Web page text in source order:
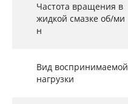
Частота вращения в
жидкой смазке об/ми
н
Вид воспринимаемой
нагрузки